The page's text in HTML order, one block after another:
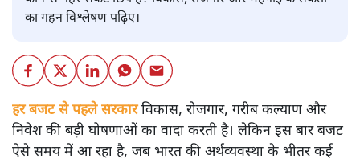
का गहन विश्लेषण पढ़िए।
हर बजट से पहले सरकारविकास, रोजगार, गरीब कल्याण और
निवेश की बड़ी घोषणाओं का वादा करती है। लेकिन इस बार बजट
ऐसे समय में आ रहा है, जब भारत की अर्थव्यवस्था के भीतर कई